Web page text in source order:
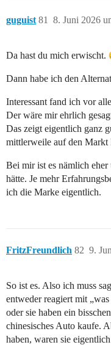
guguist 8. Juni 2026
81
Da hast du mich erwischt.
Dann habe ich den
Interessant fand ich vor
Der wäre mir ehrlich
Das zeigt eigentlich ganz
mittlerweile auf den Markt
Bei mir ist es nämlich
hätte. Je mehr
ich die Marke eigentlich.
FritzFreundlich 9.
82
So ist es. Also ich muss
entweder reagiert mit
oder sie haben ein
chinesisches Auto kaufe.
haben, waren sie